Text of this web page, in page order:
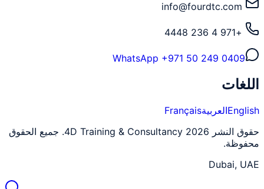
info@fourdtc.com
+971 4 236 4448
WhatsApp +971 50 249 0409
اللغات
EnglishالعربيةFrançais
حقوق النشر 2026 4D Training & Consultancy. جميع الحقوق
محفوظة.
Dubai, UAE